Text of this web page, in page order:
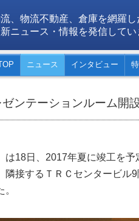
、物流不動産、倉庫を網羅し
ニュース・情報を発信してい
ニュース インタビュー
ンテーションルーム開
は18日、2017年夏に竣工を
隣接するＴＲＣセンタービル